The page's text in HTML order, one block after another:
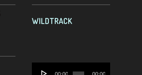
WILDTRACK
Reproductor